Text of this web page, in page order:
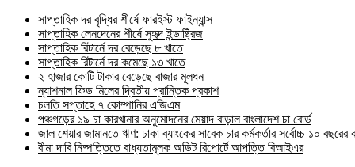
সাপ্তাহিক দর বৃদ্ধির শীর্ষে ফারইস্ট ফাইন্যান্স
সাপ্তাহিক লেনদেনের শীর্ষে সুহৃদ ইন্ডাষ্ট্রিজ
সাপ্তাহিক রিটার্নে দর বেড়েছে ৮ খাতে
সাপ্তাহিক রিটার্নে দর কমেছে ১৩ খাতে
২ হাজার কোটি টাকার বেড়েছে বাজার মূলধন
ন্যাশনাল ফিড মিলের দ্বিতীয় প্রান্তিক প্রকাশ
চলতি সপ্তাহে ৭ কোম্পানির এজিএম
পঞ্চগড়ের ১৯ চা কারখানার অনুমোদনের মেয়াদ বাড়াল বাংলাদেশ চা বোর্ড
জাল শেয়ার জামানতে ঋণ: ঢাকা ব্যাংকের সাবেক চার কর্মকর্তার সর্বোচ্চ ১০ বছরের
বীমা দাবি নিষ্পত্তিতে বাধ্যতামূলক অডিট রিপোর্টে আপত্তি বিআইএর